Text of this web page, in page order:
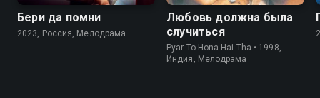
Бери да помни
2023, Россия, Мелодрама
Любовь должна была
случиться
Pyar To Hona Hai Tha • 1998,
Индия, Мелодрама